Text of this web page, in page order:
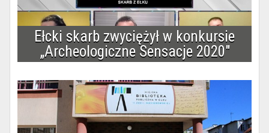
Ełcki skarb zwyciężył w konkursie
„Archeologiczne Sensacje 2020″